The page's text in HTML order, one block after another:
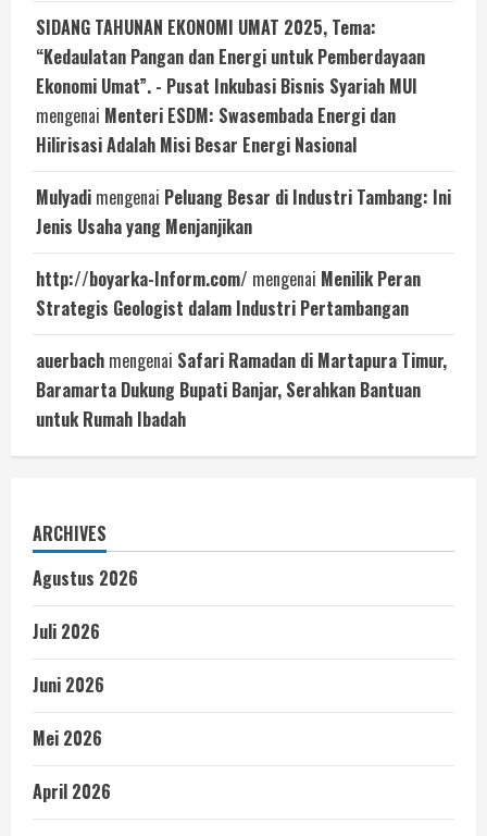
SIDANG TAHUNAN EKONOMI UMAT 2025, Tema:
“Kedaulatan Pangan dan Energi untuk Pemberdayaan
Ekonomi Umat”. - Pusat Inkubasi Bisnis Syariah MUI
mengenai Menteri ESDM: Swasembada Energi dan
Hilirisasi Adalah Misi Besar Energi Nasional
Mulyadi mengenai Peluang Besar di Industri Tambang: Ini
Jenis Usaha yang Menjanjikan
http://boyarka-Inform.com/ mengenai Menilik Peran
Strategis Geologist dalam Industri Pertambangan
auerbach mengenai Safari Ramadan di Martapura Timur,
Baramarta Dukung Bupati Banjar, Serahkan Bantuan
untuk Rumah Ibadah
ARCHIVES
Agustus 2026
Juli 2026
Juni 2026
Mei 2026
April 2026